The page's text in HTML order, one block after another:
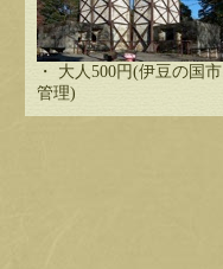
・ 大人500円(伊豆の国市
管理)